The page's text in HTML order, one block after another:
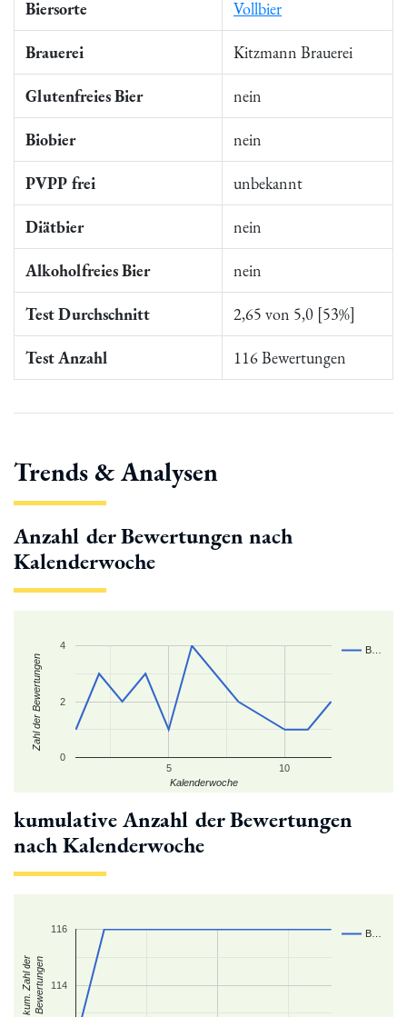
Biersorte Vollbier
Brauerei Kitzmann Brauerei
Glutenfreies Bier nein
Biobier nein
PVPP frei unbekannt
Diätbier nein
Alkoholfreies Bier nein
Test Durchschnitt 2,65 von 5,0 [53%]
Test Anzahl 116 Bewertungen
Trends & Analysen
Anzahl der Bewertungen nach
Kalenderwoche
B…
5 10
0
2
4
Kalenderwoche
Zahl der Bewertungen
kumulative Anzahl der Bewertungen
nach Kalenderwoche
B…
114
116
kum. Zahl derBewertungen